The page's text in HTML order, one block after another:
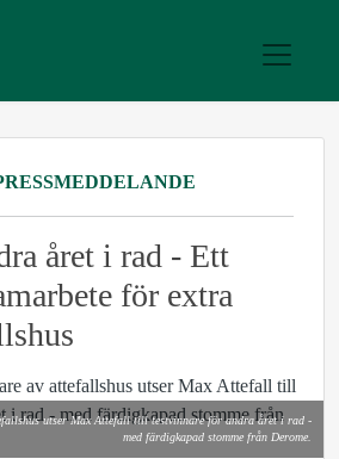
året i rad - Ett
för extra
utser Max Attefall till testvinnare för andra året i rad -
med färdigkapad stomme från Derome.